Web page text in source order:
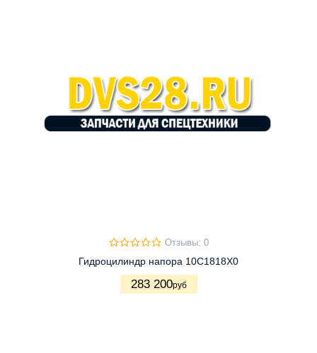
Отзывы: 0
Гидроцилиндр напора 10C1818X0
283 200руб